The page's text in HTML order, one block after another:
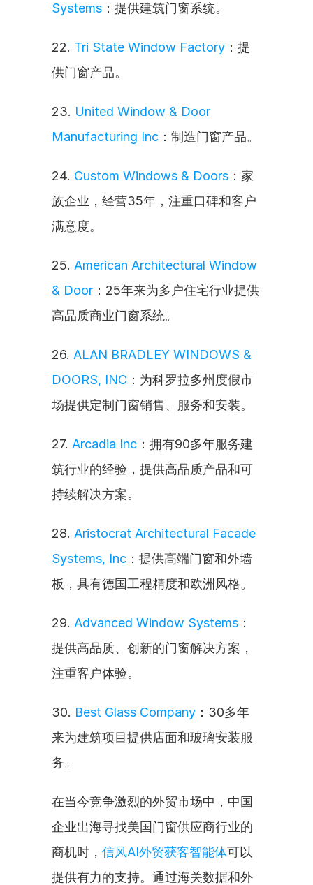
Systems ：提供建筑门窗系统。
22. Tri State Window Factory ：提
供门窗产品。
23. United Window & Door
Manufacturing Inc ：制造门窗产品。
24. Custom Windows & Doors ：家
族企业，经营35年，注重口碑和客户
满意度。
25. American Architectural Window
& Door ：25年来为多户住宅行业提供
高品质商业门窗系统。
26. ALAN BRADLEY WINDOWS &
DOORS, INC ：为科罗拉多州度假市
场提供定制门窗销售、服务和安装。
27. Arcadia Inc ：拥有90多年服务建
筑行业的经验，提供高品质产品和可
持续解决方案。
28. Aristocrat Architectural Facade
Systems, Inc ：提供高端门窗和外墙
板，具有德国工程精度和欧洲风格。
29. Advanced Window Systems ：
提供高品质、创新的门窗解决方案，
注重客户体验。
30. Best Glass Company ：30多年
来为建筑项目提供店面和玻璃安装服
务。
在当今竞争激烈的外贸市场中，中国
企业出海寻找美国门窗供应商行业的
商机时， 信风AI外贸获客智能体可以
提供有力的支持。通过海关数据和外